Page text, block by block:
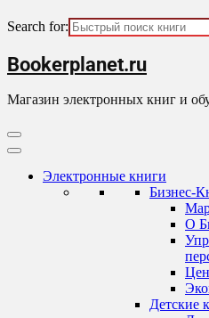
Search for:
Skip
to
content
Bookerplanet.ru
Магазин электронных книг и
Primary
Menu
Электронные книги
Бизнес-
О
Детские